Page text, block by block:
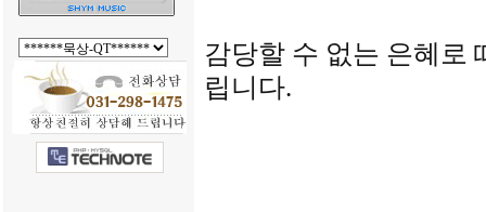
감당할 수 없는 은혜로
립니다.